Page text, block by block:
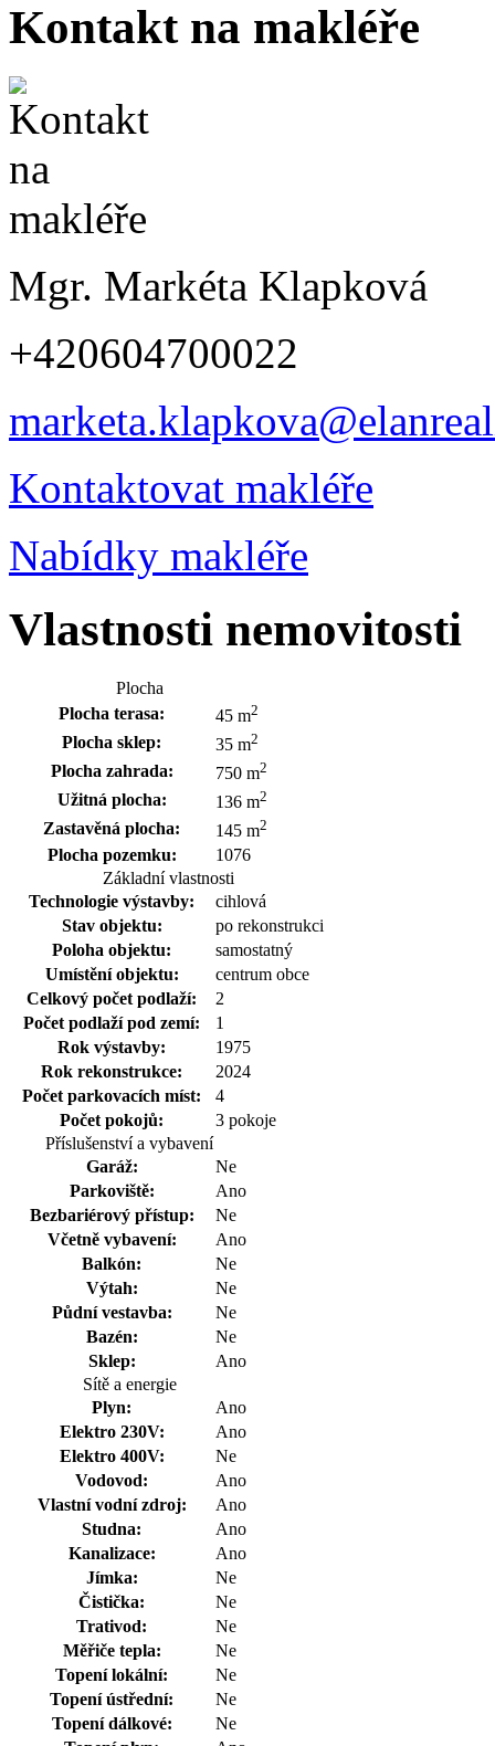
Kontakt na makléře
Mgr. Markéta Klapková
+420604700022
Kontaktovat makléře
Nabídky makléře
Vlastnosti nemovitosti
Plocha
Plocha terasa:
45 m2
Plocha sklep: 35 m2
Plocha zahrada: 750 m2
Užitná plocha: 136 m2
Zastavěná plocha: 145 m2
Plocha pozemku:
1076
Základní vlastnosti
Technologie výstavby:
cihlová
Stav objektu:
po rekonstrukci
Poloha objektu:
samostatný
Umístění objektu:
centrum obce
Celkový počet podlaží:
2
Počet podlaží pod zemí:
1
Rok výstavby:
1975
Rok rekonstrukce:
2024
Počet parkovacích míst:
4
Počet pokojů:
3 pokoje
Příslušenství a vybavení
Garáž:
Ne
Parkoviště:
Ano
Bezbariérový přístup:
Ne
Včetně vybavení:
Ano
Balkón:
Ne
Výtah:
Ne
Půdní vestavba:
Ne
Bazén:
Ne
Sklep:
Ano
Sítě a energie
Plyn:
Ano
Elektro 230V:
Ano
Elektro 400V:
Ne
Vodovod:
Ano
Vlastní vodní zdroj:
Ano
Studna:
Ano
Kanalizace:
Ano
Jímka:
Ne
Čistička:
Ne
Trativod:
Ne
Měřiče tepla:
Ne
Topení lokální:
Ne
Topení ústřední:
Ne
Topení dálkové:
Ne